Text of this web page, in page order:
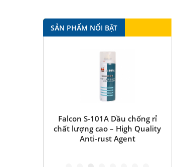
SẢN PHẨM NỔI BẬT
Falcon S-101A Dầu chống rỉ
chất lượng cao – High Quality
Anti-rust Agent